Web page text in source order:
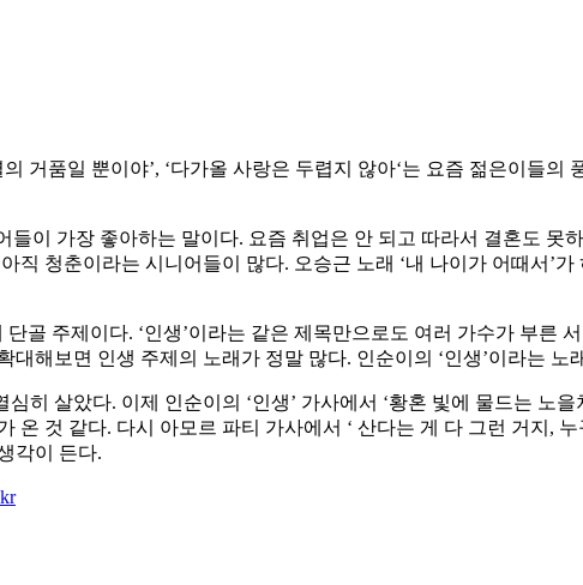
의 거품일 뿐이야’, ‘다가올 사랑은 두렵지 않아‘는 요즘 젊은이들
들이 가장 좋아하는 말이다. 요즘 취업은 안 되고 따라서 결혼도
직 청춘이라는 시니어들이 많다. 오승근 노래 ‘내 나이가 어때서’
단골 주제이다. ‘인생’이라는 같은 제목만으로도 여러 가수가 부른
해보면 인생 주제의 노래가 정말 많다. 인순이의 ‘인생’이라는 노
히 살았다. 이제 인순이의 ‘인생’ 가사에서 ‘황혼 빛에 물드는 노
온 것 같다. 다시 아모르 파티 가사에서 ‘ 산다는 게 다 그런 거지,
각이 든다.